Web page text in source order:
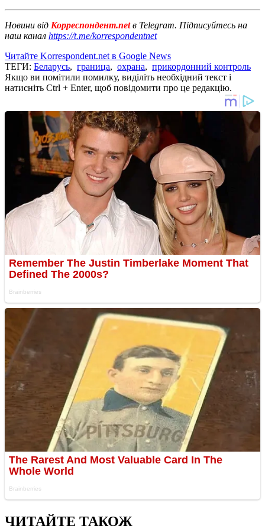
Новини від Корреспондент.netв Telegram. Підписуйтесь на
наш канал https://t.me/korrespondentnet
Читайте Korrespondent.net в Google News
ТЕГИ: Беларусь, граница, охрана, прикордонний контроль
Якщо ви помітили помилку, виділіть необхідний текст і
натисніть Ctrl + Enter, щоб повідомити про це редакцію.
ЧИТАЙТЕ ТАКОЖ